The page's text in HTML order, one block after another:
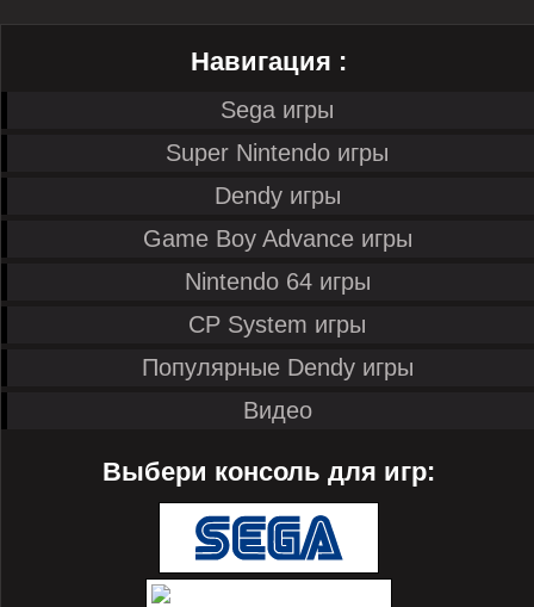
Навигация :
Sega игры
Super Nintendo игры
Dendy игры
Game Boy Advance игры
Nintendo 64 игры
CP System игры
Популярные Dendy игры
Видео
Выбери консоль для игр: